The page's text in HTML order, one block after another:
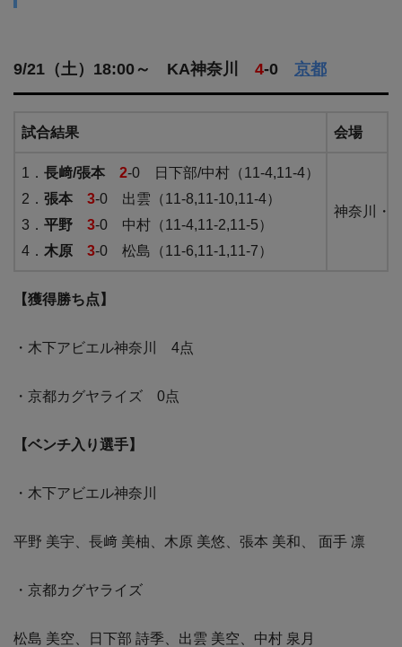
9/21（土）18:00～ KA神奈川 4-0 京都
試合結果 会場
1． 長﨑/張本 2-0 日下部/中村（11-4,11-4）
2． 張本 3-0 出雲（11-8,11-10,11-4）
3． 平野 3-0 中村（11-4,11-2,11-5）
4． 木原 3-0 松島（11-6,11-1,11-7）
神奈川・
【獲得勝ち点】
・木下アビエル神奈川 4点
・京都カグヤライズ 0点
【ベンチ入り選手】
・木下アビエル神奈川
平野 美宇、長﨑 美柚、木原 美悠、張本 美和、 面手 凛
・京都カグヤライズ
松島 美空、日下部 詩季、出雲 美空、中村 泉月